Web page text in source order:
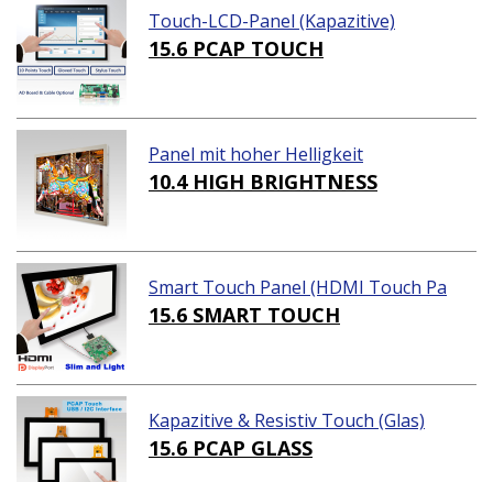
Touch-LCD-Panel (Kapazitive)
15.6 PCAP TOUCH
Panel mit hoher Helligkeit
10.4 HIGH BRIGHTNESS
Smart Touch Panel (HDMI Touch Pa
nel Lösungen)
15.6 SMART TOUCH
Kapazitive & Resistiv Touch (Glas)
15.6 PCAP GLASS